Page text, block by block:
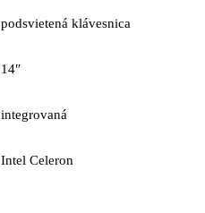
podsvietená klávesnica
14″
integrovaná
Intel Celeron